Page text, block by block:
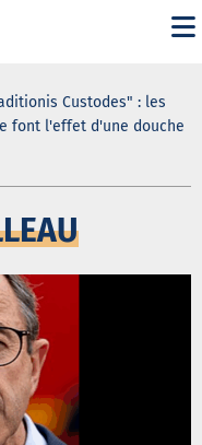
Custodes" : les
font l'effet d'une douche